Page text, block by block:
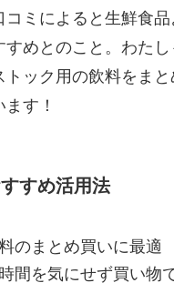
コミによると生鮮食
すめとのこと。わたし
トック用の飲料をまと
す！
すめ活用法
のまとめ買いに最適
間を気にせず買い物